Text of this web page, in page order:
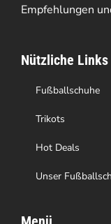
können
der
Produktseite
gewählt
werden
Empfehlungen
Nützliche Links
Fußballschuhe
Trikots
Hot Deals
Unser